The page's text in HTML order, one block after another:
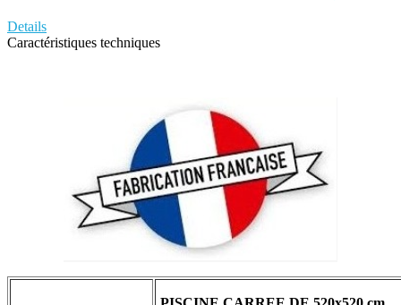
Details
Caractéristiques techniques